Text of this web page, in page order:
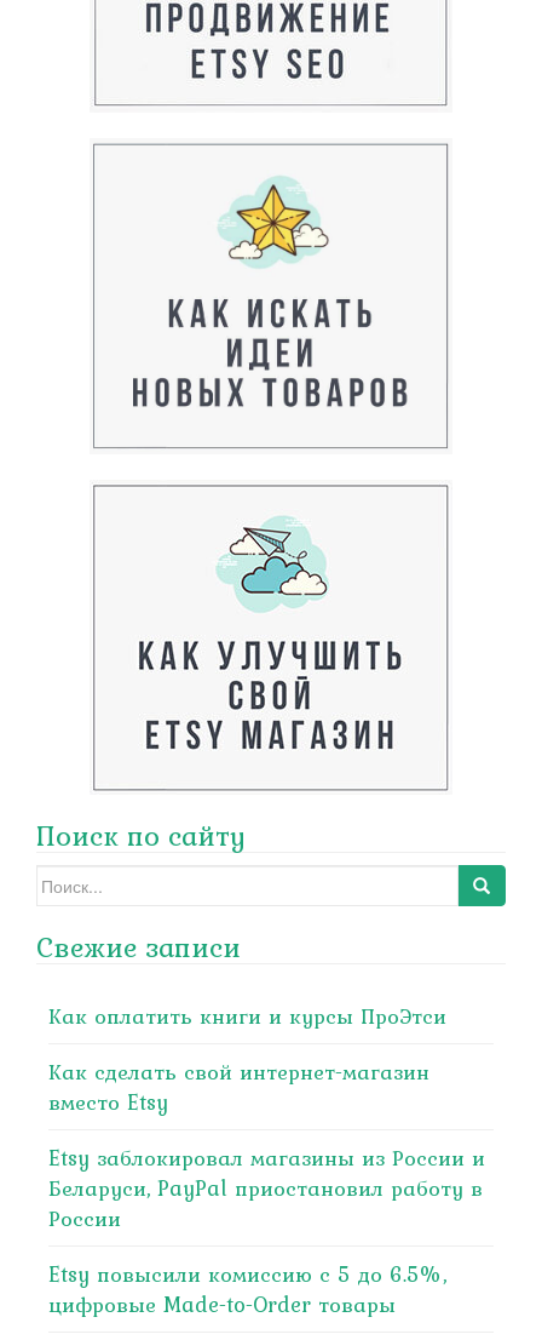
Поиск по сайту
Search
for:
Свежие записи
Как оплатить книги и курсы ПроЭтси
Как сделать свой интернет-магазин
вместо Etsy
Etsy заблокировал магазины из России и
Беларуси, PayPal приостановил работу в
России
Etsy повысили комиссию с 5 до 6.5%,
цифровые Made-to-Order товары